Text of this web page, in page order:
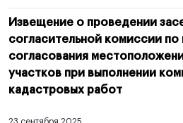
Извещение о проведении
согласительной комиссии по
согласования
участков при выполнении
кадастровых работ